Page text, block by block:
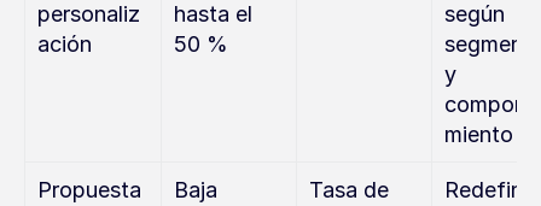
personaliz
ación
hasta el
50 %
según
y
comporta
miento
Propuesta
Baja
Tasa de
Redefinir